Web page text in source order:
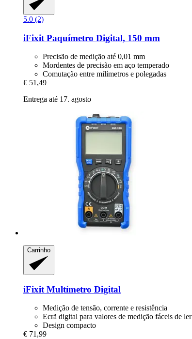
5.0 (2)
iFixit Paquímetro Digital, 150 mm
Precisão de medição até 0,01 mm
Mordentes de precisão em aço temperado
Comutação entre milímetros e polegadas
€ 51,49
Entrega até 17. agosto
Carrinho
iFixit Multímetro Digital
Medição de tensão, corrente e resistência
Ecrã digital para valores de medição fáceis de ler
Design compacto
€ 71,99